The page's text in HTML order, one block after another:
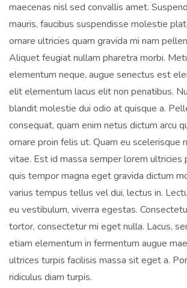
maecenas nisl sed convallis amet.
mauris, faucibus suspendisse molestie
ornare ultricies quam gravida mi nam
Aliquet feugiat nullam pharetra morbi.
elementum neque, augue senectus est
elit elementum lacus elit non penatibus.
blandit molestie dui odio at quisque a.
consequat, quam enim netus dictum arcu
ornare proin felis ut. Quam eu scelerisque
vitae. Est id massa semper lorem ultricies
quis tempor magna eget gravida dictum
varius tempus tellus vel dui, lectus in.
eu vestibulum, viverra egestas.
tortor, consectetur mi eget nulla. Lacus,
etiam elementum in fermentum augue
ultrices turpis facilisis massa sit eget a.
ridiculus diam turpis.